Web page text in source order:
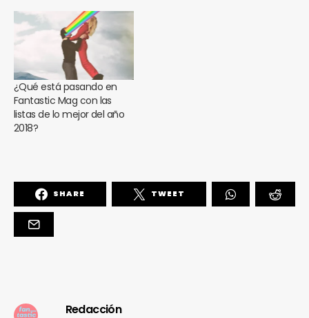
¿Qué está pasando en
Fantastic Mag con las
listas de lo mejor del año
2018?
SHARE TWEET
Redacción